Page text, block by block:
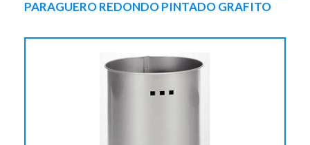
PARAGUERO REDONDO PINTADO GRAFITO